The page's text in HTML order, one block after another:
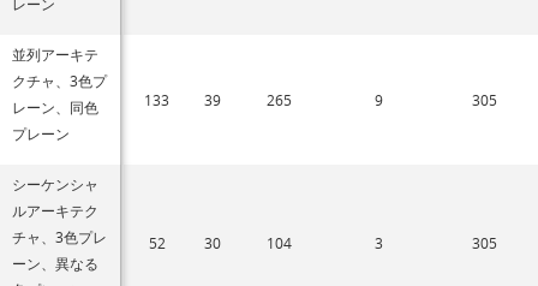
並列アーキテ
クチャ、3色プ
レーン、同色
プレーン
133 39 265 9 305
シーケンシャ
ルアーキテク
チャ、3色プレ
ーン、異なる
52 30 104 3 305